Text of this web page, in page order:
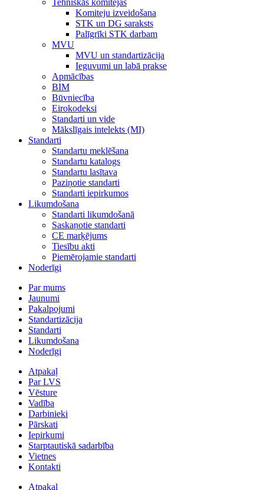
Tehniskās komitejas
Komiteju izveidošana
STK un DG saraksts
Palīgrīki STK darbam
MVU
MVU un standartizācija
Ieguvumi un labā prakse
Apmācības
BIM
Būvniecība
Eirokodeksi
Standarti un vide
Mākslīgais intelekts (MI)
Standarti
Standartu meklēšana
Standartu katalogs
Standartu lasītava
Paziņotie standarti
Standarti iepirkumos
Likumdošana
Standarti likumdošanā
Saskaņotie standarti
CE marķējums
Tiesību akti
Piemērojamie standarti
Noderīgi
Par mums
Jaunumi
Pakalpojumi
Standartizācija
Standarti
Likumdošana
Noderīgi
Atpakaļ
Par LVS
Vēsture
Vadība
Darbinieki
Pārskati
Iepirkumi
Starptautiskā sadarbība
Vietnes
Kontakti
Atpakaļ